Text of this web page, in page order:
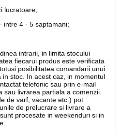
lucratoare;
intre 4 - 5 saptamani;
intrarii, in limita stocului
fiecarui produs este verificata
posibilitatea comandarii unui
stoc. In acest caz, in momentul
telefonic sau prin e-mail
sau livrarea partiala a comenzii.
de varf, vacante etc.) pot
de prelucrare si livrare a
procesate in weekenduri si in